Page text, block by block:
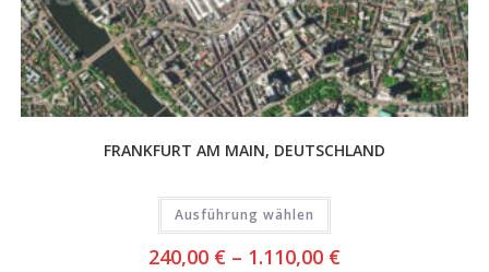
FRANKFURT AM MAIN, DEUTSCHLAND
Ausführung wählen
240,00 € – 1.110,00 €